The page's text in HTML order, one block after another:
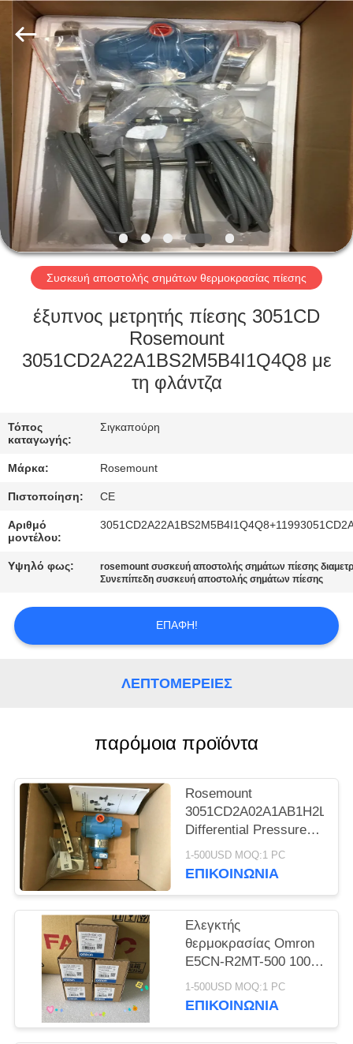
ΣΠΊΤΙ
ΠΡΟΪΌΝΤΑ
ΠΕΡΊΠΟΥ
ΕΜΕΊΣ
ΓΎΡΟΣ
ΕΡΓΟΣΤΑΣΊΩΝ
ΠΟΙΟΤΙΚΌΣ
ΈΛΕΓΧΟΣ
ΕΛΆΤΕ
ΣΕ
ΕΠΑΦΉ
ΖΗΤΉΣΤΕ
ΑΠΌΣΠΑΣΜΑ
Technology
LTD.
Reserved.
Συσκευή αποστολής σημάτων θερμοκρασίας πίεσης
έξυπνος μετρητής πίεσης 3051CD
Rosemount
3051CD2A22A1BS2M5B4I1Q4Q8 με
τη φλάντζα
Τόπος
καταγωγής:
Σιγκαπούρη
Μάρκα: Rosemount
Πιστοποίηση: CE
Αριθμό
μοντέλου:
Υψηλό φως:
rosemount συσκευή αποστολής σημάτων πίεσης
Συνεπίπεδη συσκευή αποστολής σημάτων πίεσης
ΕΠΑΦΉ!
ΛΕΠΤΟΜΈΡΕΙΕΣ
παρόμοια προϊόντα
Rosemount
3051CD2A02A1AB1H2L4M5
Differential Pressure
Temperature
Transmitter -62160 To
1-500USD MOQ:1 PC
ΕΠΙΚΟΙΝΩΝΊΑ
Ελεγκτής
θερμοκρασίας Omron
E5CN-R2MT-500 100-
240VAC 50/60HZ ΝΕΟ
1-500USD MOQ:1 PC
ΕΠΙΚΟΙΝΩΝΊΑ